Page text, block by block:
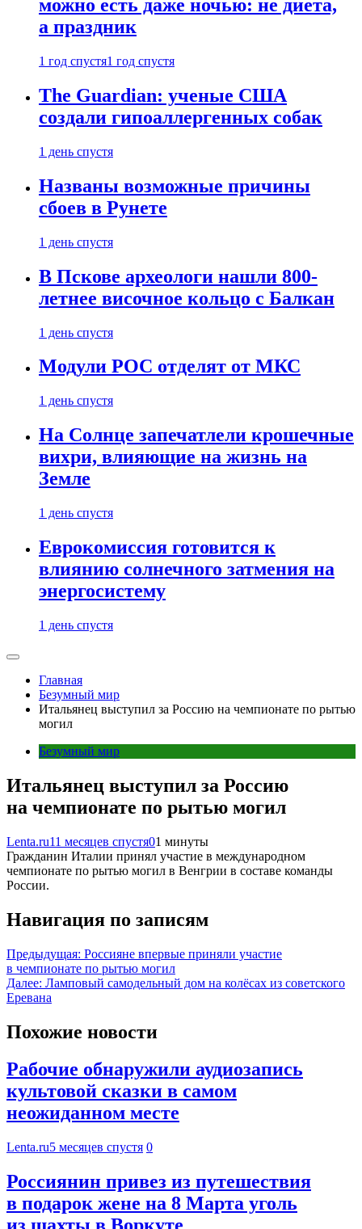
можно есть даже ночью: не диета,
а праздник
1 год спустя1 год спустя
The Guardian: ученые США
создали гипоаллергенных собак
1 день спустя
Названы возможные причины
сбоев в Рунете
1 день спустя
В Пскове археологи нашли 800-
летнее височное кольцо с Балкан
1 день спустя
Модули РОС отделят от МКС
1 день спустя
На Солнце запечатлели крошечные
вихри, влияющие на жизнь на
Земле
1 день спустя
Еврокомиссия готовится к
влиянию солнечного затмения на
энергосистему
1 день спустя
Главная
Безумный мир
Итальянец выступил за Россию на чемпионате по рытью
могил
Безумный мир
Итальянец выступил за Россию
на чемпионате по рытью могил
Lenta.ru11 месяцев спустя01 минуты
Гражданин Италии принял участие в международном
чемпионате по рытью могил в Венгрии в составе команды
России.
Навигация по записям
Предыдущая: Россияне впервые приняли участие
в чемпионате по рытью могил
Далее: Ламповый самодельный дом на колёсах из советского
Еревана
Похожие новости
Рабочие обнаружили аудиозапись
культовой сказки в самом
неожиданном месте
Lenta.ru5 месяцев спустя 0
Россиянин привез из путешествия
в подарок жене на 8 Марта уголь